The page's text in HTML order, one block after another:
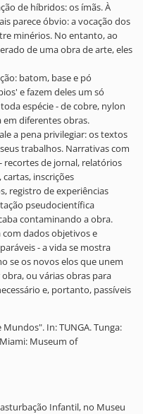
de híbridos: os ímãs. À
parece óbvio: a vocação dos
minérios. No entanto, ao
de uma obra de arte, eles
batom, base e pó
e fazem deles um só
espécie - de cobre, nylon
diferentes obras.
a pena privilegiar: os textos
trabalhos. Narrativas com
recortes de jornal, relatórios
inscrições
registro de experiências
pseudocientífica
contaminando a obra.
com dados objetivos e
- a vida se mostra
se os novos elos que unem
ou várias obras para
e, portanto, passíveis
In: TUNGA. Tunga:
Museum of
Infantil, no Museu